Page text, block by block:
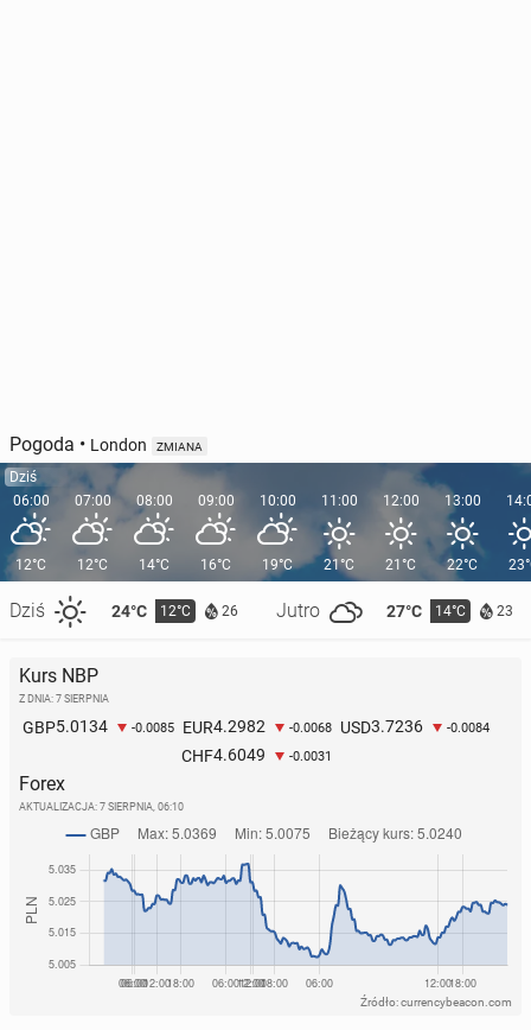
Pogoda • London ZMIANA
Dziś
06:00
12°C
Dziś 24°C 12°C 26 Jutro 27°C 14°C 23
07:00
12°C
08:00
14°C
09:00
16°C
10:00
19°C
11:00
21°C
12:00
21°C
13:00
22°C
Kurs NBP
Z DNIA: 7 SIERPNIA
GBP5.0134 -0.0085 EUR4.2982 -0.0068 USD3.7236 -0.0084
CHF4.6049 -0.0031
Forex
AKTUALIZACJA: 7 SIERPNIA, 06:10
Źródło: currencybeacon.com